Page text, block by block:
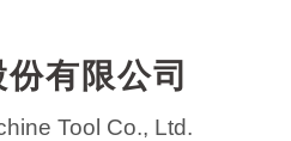
有限公司
Tool Co., Ltd.